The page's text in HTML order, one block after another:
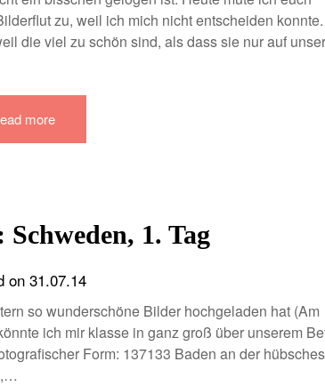
zu, weil ich mich nicht entscheiden
die viel zu schön sind, als dass sie nur auf
more
1. Tag
on 31.07.14
so wunderschöne Bilder hochgeladen hat (Am
ich mir klasse in ganz groß über unserem
Form: 137133 Baden an der